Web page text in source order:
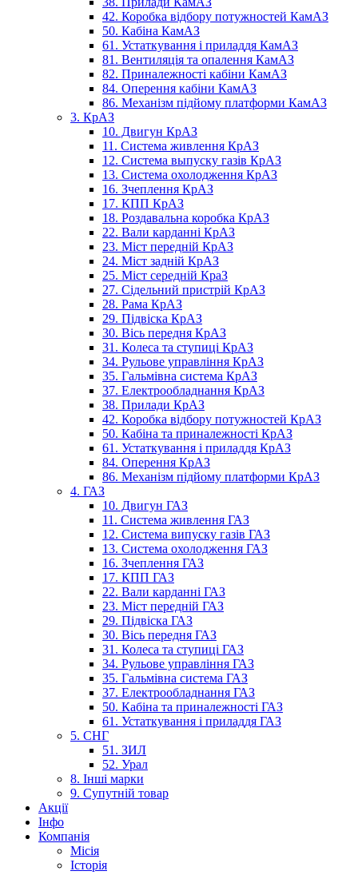
42. Коробка відбору потужностей КамАЗ
50. Кабіна КамАЗ
61. Устаткування і приладдя КамАЗ
81. Вентиляція та опалення КамАЗ
82. Приналежності кабіни КамАЗ
84. Оперення кабіни КамАЗ
86. Механізм підйому платформи КамАЗ
3. КрАЗ
10. Двигун КрАЗ
11. Система живлення КрАЗ
12. Система выпуску газів КрАЗ
13. Система охолодження КрАЗ
16. Зчеплення КрАЗ
17. КПП КрАЗ
18. Роздавальна коробка КрАЗ
22. Вали карданні КрАЗ
23. Міст передній КрАЗ
24. Міст задній КрАЗ
25. Міст середній КраЗ
27. Сідельний пристрій КрАЗ
28. Рама КрАЗ
29. Підвіска КрАЗ
30. Вісь передня КрАЗ
31. Колеса та ступиці КрАЗ
34. Рульове управління КрАЗ
35. Гальмівна система КрАЗ
37. Електрообладнання КрАЗ
38. Прилади КрАЗ
42. Коробка відбору потужностей КрАЗ
50. Кабіна та приналежності КрАЗ
61. Устаткування і приладдя КрАЗ
84. Оперення КрАЗ
86. Механізм підйому платформи КрАЗ
4. ГАЗ
10. Двигун ГАЗ
11. Система живлення ГАЗ
12. Система випуску газів ГАЗ
13. Система охолодження ГАЗ
16. Зчеплення ГАЗ
17. КПП ГАЗ
22. Вали карданні ГАЗ
23. Міст передній ГАЗ
29. Підвіска ГАЗ
30. Вісь передня ГАЗ
31. Колеса та ступиці ГАЗ
34. Рульове управління ГАЗ
35. Гальмівна система ГАЗ
37. Електрообладнання ГАЗ
50. Кабіна та приналежності ГАЗ
61. Устаткування і приладдя ГАЗ
5. СНГ
51. ЗИЛ
52. Урал
8. Інші марки
9. Супутній товар
Акції
Інфо
Компанія
Місія
Історія